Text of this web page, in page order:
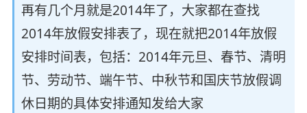
再有几个月就是2014年了，大家都在查找
2014年放假安排表了，现在就把2014年放假
安排时间表，包括：2014年元旦、春节、清明
节、劳动节、端午节、中秋节和国庆节放假调
休日期的具体安排通知发给大家